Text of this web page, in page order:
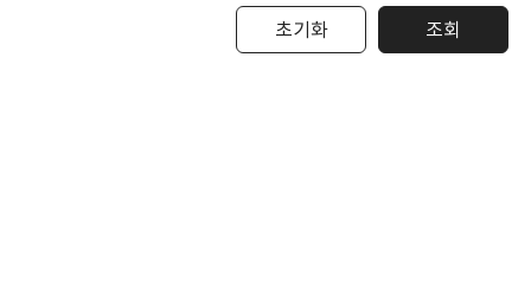
초기화 조회